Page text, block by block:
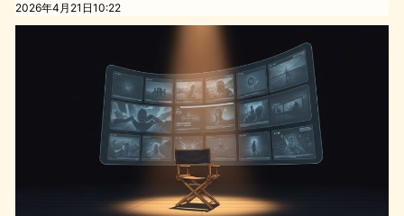
2026年4月21日10:22